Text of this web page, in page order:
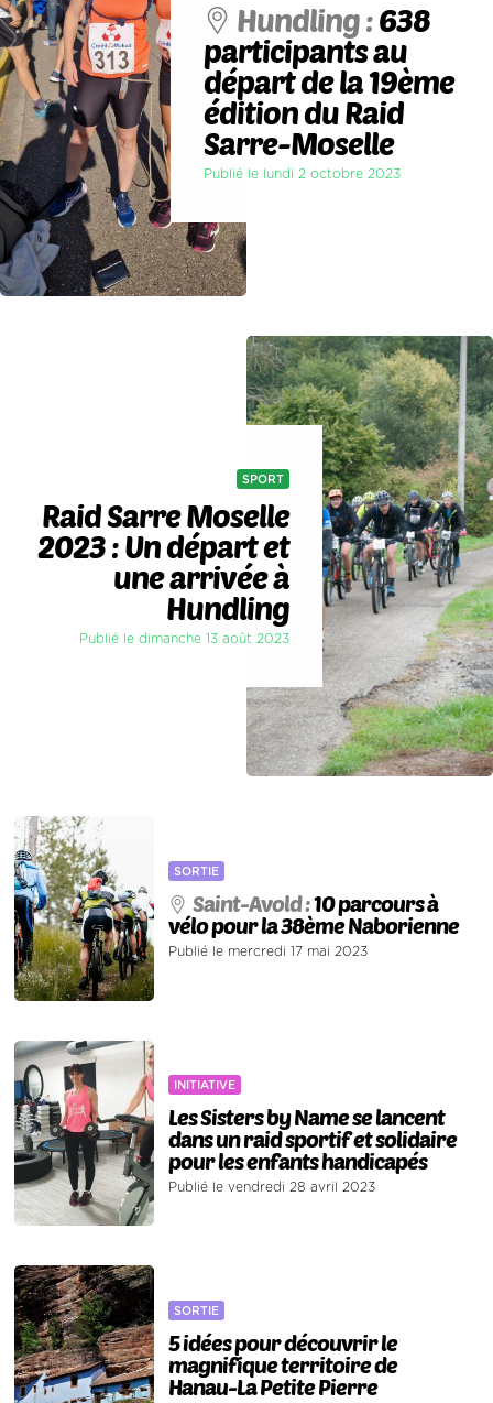
Hundling :638
participants au
départ de la 19ème
édition du Raid
Sarre-Moselle
Publié le lundi 2 octobre 2023
SPORT
Raid Sarre Moselle
2023 : Un départ et
une arrivée à
Hundling
Publié le dimanche 13 août 2023
SORTIE
Saint-Avold :10 parcours à
vélo pour la 38ème Naborienne
Publié le mercredi 17 mai 2023
INITIATIVE
Les Sisters by Name se lancent
dans un raid sportif et solidaire
pour les enfants handicapés
Publié le vendredi 28 avril 2023
SORTIE
5 idées pour découvrir le
magnifique territoire de
Hanau-La Petite Pierre